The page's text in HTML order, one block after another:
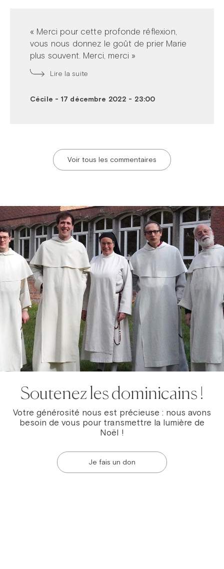
« Merci pour cette profonde réflexion,
vous nous donnez le goût de prier Marie
plus souvent. Merci, merci »
Lire la suite
Cécile - 17 décembre 2022 - 23:00
Voir tous les commentaires
Soutenez les dominicains !
Votre générosité nous est précieuse : nous avons
besoin de vous pour transmettre la lumière de
Noël !
Je fais un don